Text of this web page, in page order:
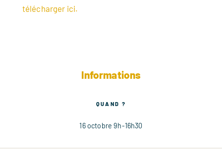
Informations
QUAND ?
16 octobre 9h-16h30
télécharger ici.